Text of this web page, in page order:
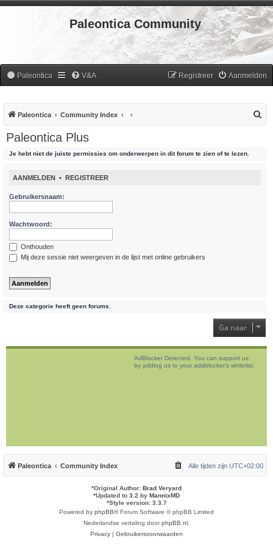
Paleontica Community
Paleontica V&A Aanmelden
Registreer
Paleontica Community Index
Paleontica Plus
Je hebt niet de juiste permissies om onderwerpen in dit forum te zien of te lezen.
AANMELDEN • REGISTREER
Gebruikersnaam:
Wachtwoord:
Onthouden
Mij deze sessie niet weergeven in de lijst met online gebruikers
Deze categorie heeft geen forums.
Ga naar
AdBlocker Detected. You can support us
by adding us to your addblocker's whitelist.
Paleontica Community Index Alle tijden zijn UTC+02:00
*Original Author: Brad Veryard
*Updated to 3.2 by MannixMD
*Style version: 3.3.7
Powered by phpBB® Forum Software © phpBB Limited
Nederlandse vertaling doorphpBB.nl
Privacy | Gebruikersvoorwaarden